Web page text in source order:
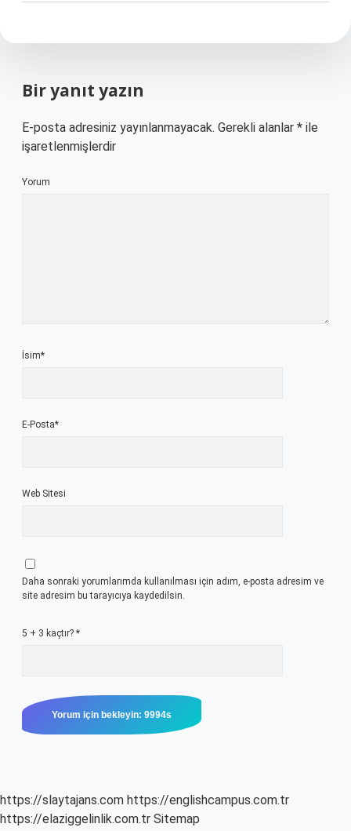
Bir yanıt yazın
E-posta adresiniz yayınlanmayacak. Gerekli alanlar * ile
işaretlenmişlerdir
Yorum
İsim*
E-Posta*
Web Sitesi
Daha sonraki yorumlarımda kullanılması için adım, e-posta adresim ve
site adresim bu tarayıcıya kaydedilsin.
5 + 3 kaçtır? *
https://slaytajans.com https://englishcampus.com.tr
https://elaziggelinlik.com.tr Sitemap